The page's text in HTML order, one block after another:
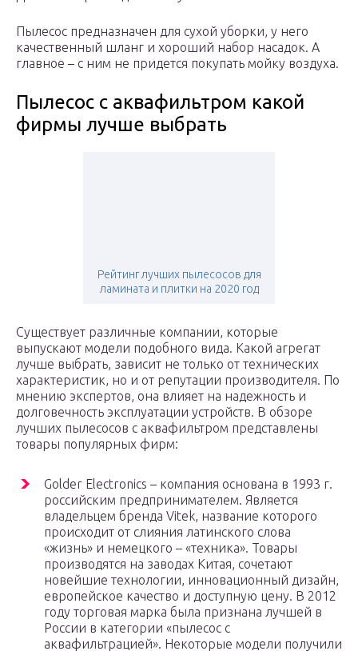
Пылесос предназначен для сухой уборки, у него
качественный шланг и хороший набор насадок. А
главное – с ним не придется покупать мойку воздуха.
Пылесос с аквафильтром какой
фирмы лучше выбрать
Рейтинг лучших пылесосов для
ламината и плитки на 2020 год
Существует различные компании, которые
выпускают модели подобного вида. Какой агрегат
лучше выбрать, зависит не только от технических
характеристик, но и от репутации производителя. По
мнению экспертов, она влияет на надежность и
долговечность эксплуатации устройств. В обзоре
лучших пылесосов с аквафильтром представлены
товары популярных фирм:
Golder Electronics – компания основана в 1993 г.
российским предпринимателем. Является
владельцем бренда Vitek, название которого
происходит от слияния латинского слова
«жизнь» и немецкого – «техника». Товары
производятся на заводах Китая, сочетают
новейшие технологии, инновационный дизайн,
европейское качество и доступную цену. В 2012
году торговая марка была признана лучшей в
России в категории «пылесос с
аквафильтрацией». Некоторые модели получили